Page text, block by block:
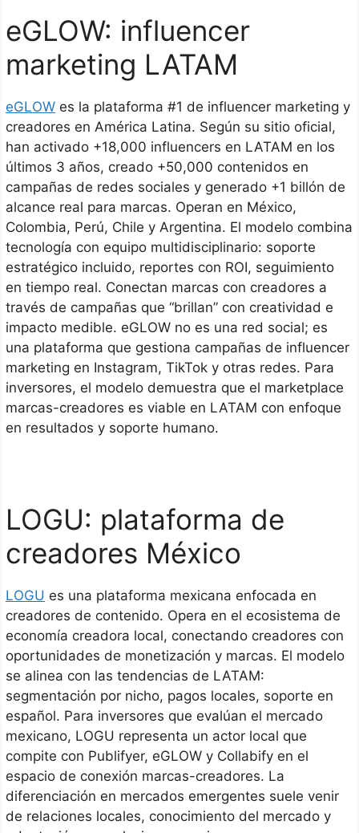
eGLOW: influencer
marketing LATAM
eGLOW es la plataforma #1 de influencer marketing y
creadores en América Latina. Según su sitio oficial,
han activado +18,000 influencers en LATAM en los
últimos 3 años, creado +50,000 contenidos en
campañas de redes sociales y generado +1 billón de
alcance real para marcas. Operan en México,
Colombia, Perú, Chile y Argentina. El modelo combina
tecnología con equipo multidisciplinario: soporte
estratégico incluido, reportes con ROI, seguimiento
en tiempo real. Conectan marcas con creadores a
través de campañas que “brillan” con creatividad e
impacto medible. eGLOW no es una red social; es
una plataforma que gestiona campañas de influencer
marketing en Instagram, TikTok y otras redes. Para
inversores, el modelo demuestra que el marketplace
marcas-creadores es viable en LATAM con enfoque
en resultados y soporte humano.
LOGU: plataforma de
creadores México
LOGU es una plataforma mexicana enfocada en
creadores de contenido. Opera en el ecosistema de
economía creadora local, conectando creadores con
oportunidades de monetización y marcas. El modelo
se alinea con las tendencias de LATAM:
segmentación por nicho, pagos locales, soporte en
español. Para inversores que evalúan el mercado
mexicano, LOGU representa un actor local que
compite con Publifyer, eGLOW y Collabify en el
espacio de conexión marcas-creadores. La
diferenciación en mercados emergentes suele venir
de relaciones locales, conocimiento del mercado y